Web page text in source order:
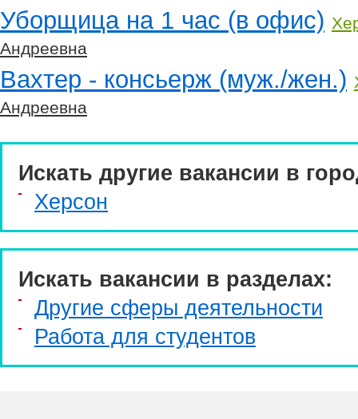
Уборщица на 1 час (в офис)
Андреевна
Вахтер - консьерж (муж./жен.)
Андреевна
Искать другие вакансии в
Херсон
Искать вакансии в разделах:
Другие сферы деятельности
Работа для студентов